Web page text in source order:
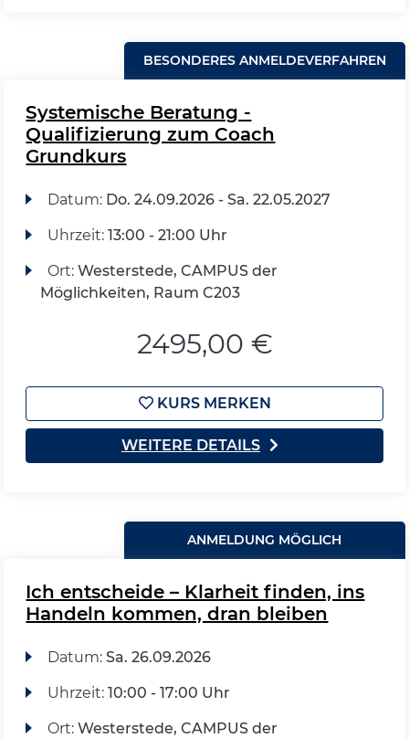
BESONDERES ANMELDEVERFAHREN
Systemische Beratung -
Qualifizierung zum Coach
Grundkurs
Datum: Do. 24.09.2026 - Sa. 22.05.2027
Uhrzeit: 13:00 - 21:00 Uhr
Ort: Westerstede, CAMPUS der
Möglichkeiten, Raum C203
2495,00 €
KURS MERKEN
WEITERE DETAILS
ANMELDUNG MÖGLICH
Ich entscheide – Klarheit finden, ins
Handeln kommen, dran bleiben
Datum: Sa. 26.09.2026
Uhrzeit: 10:00 - 17:00 Uhr
Ort: Westerstede, CAMPUS der